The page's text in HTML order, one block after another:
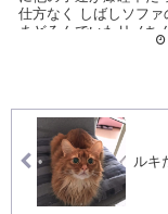
仕方なく しばしソファ
まどろんでいたリノち
ルキ